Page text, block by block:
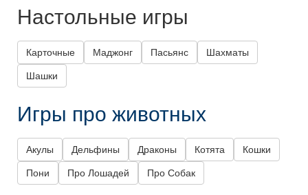
Настольные игры
Карточные Маджонг Пасьянс Шахматы
Шашки
Игры про животных
Акулы Дельфины Драконы Котята Кошки
Пони Про Лошадей Про Собак